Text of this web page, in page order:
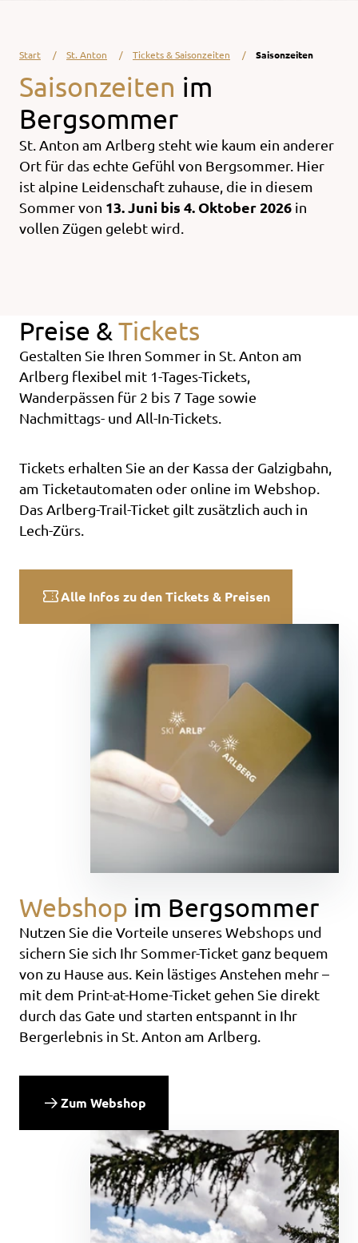
Start St. Anton Tickets & Saisonzeiten Saisonzeiten
Saisonzeiten im
Bergsommer
St. Anton am Arlberg steht wie kaum ein anderer
Ort für das echte Gefühl von Bergsommer. Hier
ist alpine Leidenschaft zuhause, die in diesem
Sommer von 13. Juni bis 4. Oktober 2026 in
vollen Zügen gelebt wird.
Preise & Tickets
Gestalten Sie Ihren Sommer in St. Anton am
Arlberg flexibel mit 1-Tages-Tickets,
Wanderpässen für 2 bis 7 Tage sowie
Nachmittags- und All-In-Tickets.
Tickets erhalten Sie an der Kassa der Galzigbahn
am Ticketautomaten oder online im Webshop.
Das Arlberg-Trail-Ticket gilt zusätzlich auch in
Lech-Zürs
Alle Infos zu den Tickets & Preisen
Webshop im Bergsommer
Nutzen Sie die Vorteile unseres Webshops und
sichern Sie sich Ihr Sommer-Ticket ganz bequem
von zu Hause aus. Kein lästiges Anstehen mehr –
mit dem Print-at-Home-Ticket gehen Sie direkt
durch das Gate und starten entspannt in Ihr
Bergerlebnis in St. Anton am Arlberg.
Zum Webshop